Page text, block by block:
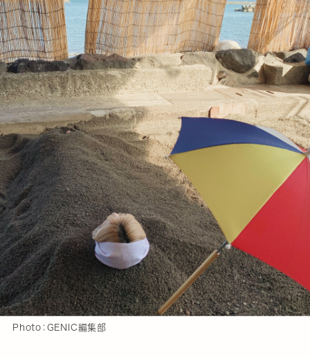
Photo：GENIC編集部